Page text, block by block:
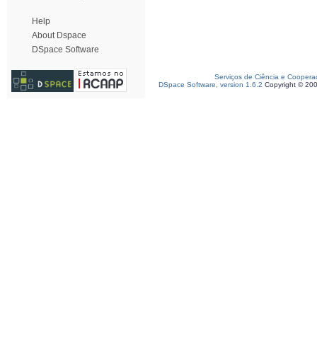
Help
About Dspace
DSpace Software
Serviços de Ciência e
DSpace Software, version 1.6.2 Copyright ©